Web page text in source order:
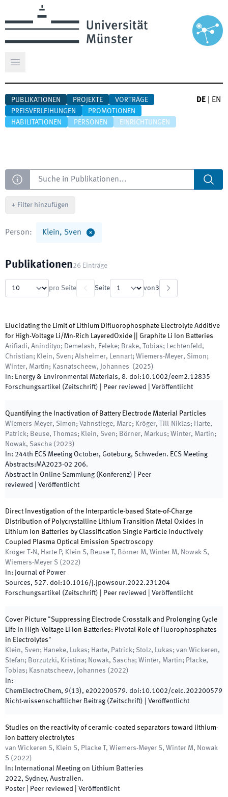
Hauptmenü öffnen
PUBLIKATIONEN PROJEKTE
VORTRÄGE
PREISVERLEIHUNGEN
PROMOTIONEN
HABILITATIONEN
PERSONEN EINRICHTUNGEN
DE EN
Suche
+ Filter hinzufügen
Person: Klein, Sven
Publikationen26 Einträge
pro Seite Seite von3
Elucidating the Limit of Lithium Diﬂuorophosphate Electrolyte Additive
for High-Voltage Li/Mn-Rich LayeredOxide || Graphite Li Ion Batteries
Ariﬁadi, Anindityo; Demelash, Feleke; Brake, Tobias; Lechtenfeld,
Christian; Klein, Sven; Alsheimer, Lennart; Wiemers-Meyer, Simon;
Winter, Martin; Kasnatscheew, Johannes ( 2025)
In: Energy & Environmental Materials, 8. doi:10.1002/eem2.12835
Forschungsartikel (Zeitschrift) | Peer reviewed Veröffentlicht
Quantifying the Inactivation of Battery Electrode Material Particles
Wiemers-Meyer, Simon; Vahnstiege, Marc; Kröger, Till-Niklas; Harte,
Patrick; Beuse, Thomas; Klein, Sven; Börner, Markus; Winter, Martin;
Nowak, Sascha ( 2023)
In: 244th ECS Meeting October, Göteburg, Schweden. ECS Meeting
Abstracts:MA2023-02 206.
Abstract in Online-Sammlung (Konferenz) | Peer
reviewed
Veröffentlicht
Direct Investigation of the Interparticle-based State-of-Charge
Distribution of Polycrystalline Lithium Transition Metal Oxides in
Lithium Ion Batteries by Classification Single Particle Inductively
Coupled Plasma Optical Emission Spectroscopy
Kröger T-N, Harte P, Klein S, Beuse T, Börner M, Winter M, Nowak S,
Wiemers-Meyer S ( 2022)
In: Journal of Power
Sources, 527. doi:10.1016/j.jpowsour.2022.231204
Forschungsartikel (Zeitschrift) | Peer reviewed Veröffentlicht
Cover Picture "Suppressing Electrode Crosstalk and Prolonging Cycle
Life in High-Voltage Li Ion Batteries: Pivotal Role of Fluorophosphates
in Electrolytes"
Klein, Sven; Haneke, Lukas; Harte, Patrick; Stolz, Lukas; van Wickeren,
Stefan; Borzutzki, Kristina; Nowak, Sascha; Winter, Martin; Placke,
Tobias; Kasnatscheew, Johannes ( 2022)
In:
ChemElectroChem, 9(13), e202200579. doi:10.1002/celc.202200579
Nicht-wissenschaftlicher Beitrag (Zeitschrift)
Veröffentlicht
Studies on the reactivity of ceramic-coated separators toward lithium-
ion battery electrolytes
van Wickeren S, Klein S, Placke T, Wiemers-Meyer S, Winter M, Nowak
S ( 2022)
In:
International Meeting on Lithium Batteries
2022, Sydney, Australien.
Poster | Peer reviewed Veröffentlicht